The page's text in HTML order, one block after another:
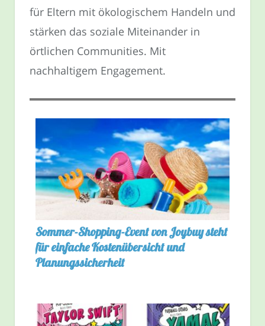
für Eltern mit ökologischem Handeln und
stärken das soziale Miteinander in
örtlichen Communities. Mit
nachhaltigem Engagement.
Sommer-Shopping-Event von Joybuy steht
für einfache Kostenübersicht und
Planungssicherheit